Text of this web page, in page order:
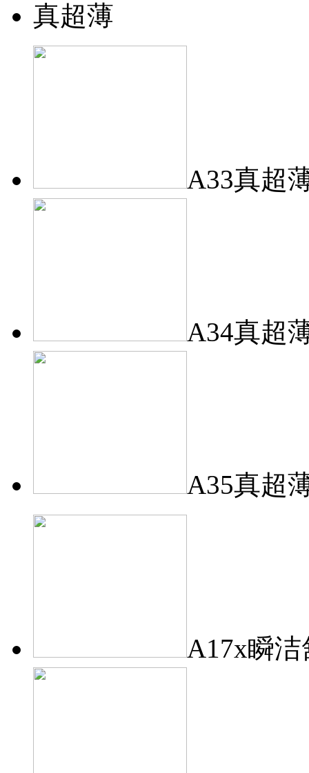
真超薄
A33真超
A34真超
A35真超
A17x瞬